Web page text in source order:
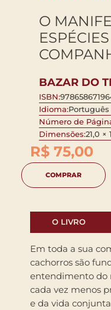
O
ESPÉCIES
BAZAR DO
ISBN:
Idioma:Português
Número de
Dimensões:21,0 ×
R$ 75,00
COMPRAR
O LIVRO
Em toda a sua
cachorros são
entendimento do
cada vez menos
e da vida